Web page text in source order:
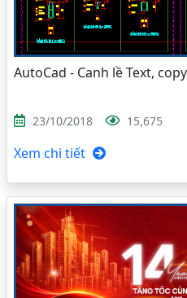
AutoCad - Canh lề Text,
23/10/2018 15,675
Xem chi tiết